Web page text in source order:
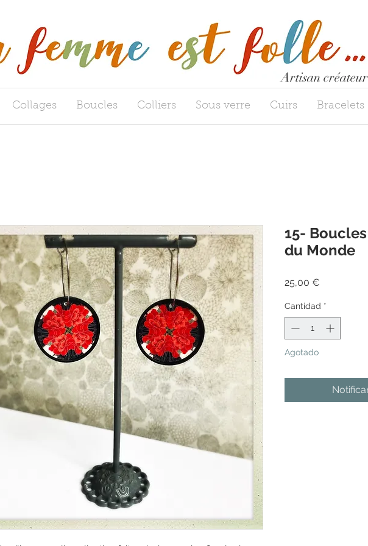
Collages Boucles Colliers Sous verre Cuirs Bracelets
Artisan créateur
15-
du Monde
25,00 €
Cantidad *
Agotado